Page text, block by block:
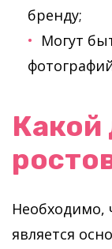
бренду;
Могут
Необходимо,
является